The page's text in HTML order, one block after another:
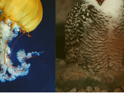
admirar a variedade de formas de
das complexas sociedades